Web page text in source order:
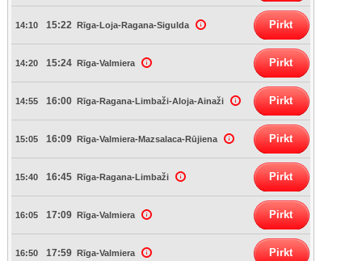
14:10 15:22 Rīga-Loja-Ragana-Sigulda Pirkt
14:20 15:24 Rīga-Valmiera Pirkt
14:55 16:00 Rīga-Ragana-Limbaži-Aloja-Ainaži Pirkt
15:05 16:09 Rīga-Valmiera-Mazsalaca-Rūjiena Pirkt
15:40 16:45 Rīga-Ragana-Limbaži Pirkt
16:05 17:09 Rīga-Valmiera Pirkt
16:50 17:59 Rīga-Valmiera Pirkt